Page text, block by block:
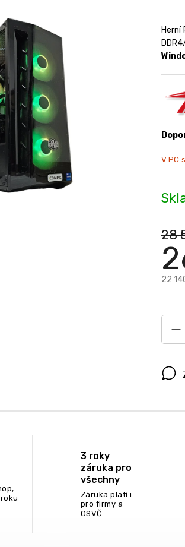
28
22
Herní
V PC
3 roky
záruka pro
všechny
Záruka platí i
pro firmy a
OSVČ